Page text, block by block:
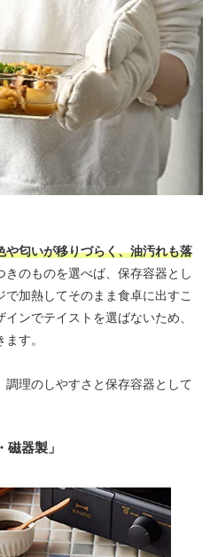
や匂いが移りづらく、油汚れも落
きのものを選べば、保存容器とし
加熱してそのまま食卓に出すこ
ンでテイストを選ばないため、
す。
理のしやすさと保存容器として
器製」